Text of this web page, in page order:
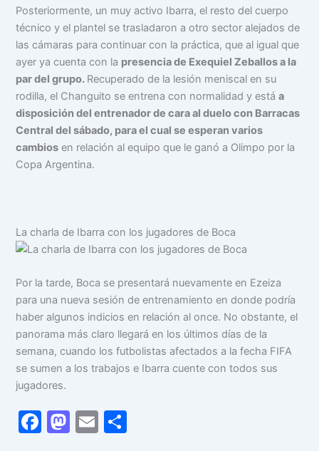
Posteriormente, un muy activo Ibarra, el resto del cuerpo
técnico y el plantel se trasladaron a otro sector alejados de
las cámaras para continuar con la práctica, que al igual que
ayer ya cuenta con la presencia de Exequiel Zeballos a la
par del grupo. Recuperado de la lesión meniscal en su
rodilla, el Changuito se entrena con normalidad y estáa
disposición del entrenador de cara al duelo con Barracas
Central del sábado, para el cual se esperan varios
cambios en relación al equipo que le ganó a Olimpo por la
Copa Argentina.
La charla de Ibarra con los jugadores de Boca
Por la tarde, Boca se presentará nuevamente en Ezeiza
para una nueva sesión de entrenamiento en donde podría
haber algunos indicios en relación al once. No obstante, el
panorama más claro llegará en los últimos días de la
semana, cuando los futbolistas afectados a la fecha FIFA
se sumen a los trabajos e Ibarra cuente con todos sus
jugadores.
F
M E